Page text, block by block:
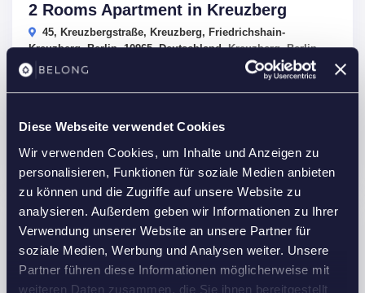
Diese Webseite verwendet Cookies
Wir verwenden Cookies, um Inhalte und Anzeigen zu
personalisieren, Funktionen für soziale Medien anbieten
zu können und die Zugriffe auf unsere Website zu
analysieren. Außerdem geben wir Informationen zu Ihrer
Verwendung unserer Website an unsere Partner für
soziale Medien, Werbung und Analysen weiter. Unsere
Partner führen diese Informationen möglicherweise mit
weiteren Daten zusammen, die Sie ihnen bereitgestellt
2 Rooms Apartment in Kreuzberg
45, Kreuzbergstraße, Kreuzberg, Friedrichshain-
Kreuzberg, Berlin, 10965, Deutschland,Kreuzberg,Berlin
Apartmentsin
2 Rooms 1 Bath ID23756 55 m2
BELONG living
Rentals